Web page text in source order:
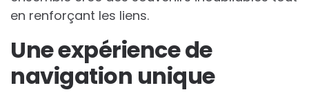
en renforçant les liens.
Une expérience de
navigation unique